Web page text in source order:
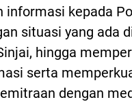
informasi kepada
situasi yang ada
hingga
serta
dengan